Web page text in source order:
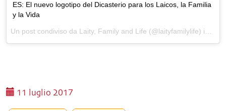
ES: El nuevo logotipo del Dicasterio para los Laicos, la Familia
y la Vida
Un post condiviso da Laity, Family and Life (@laityfamilylife) in data:
11 luglio 2017